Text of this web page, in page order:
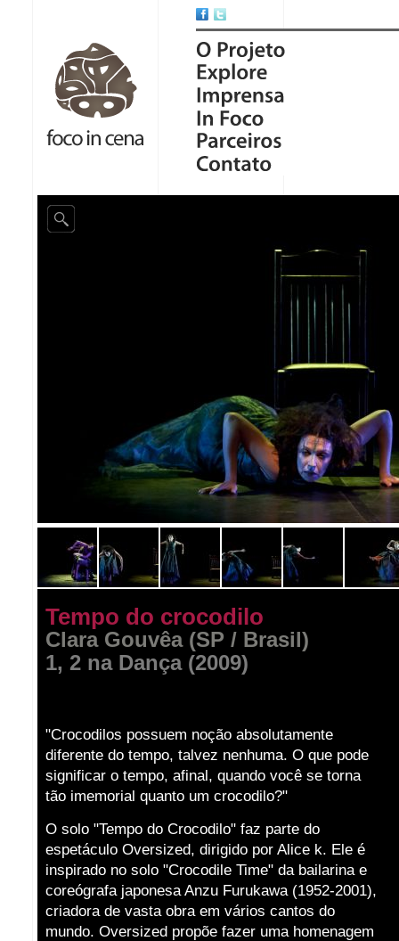
Tempo do crocodilo
Clara Gouvêa (SP / Brasil)
1, 2 na Dança (2009)
"Crocodilos possuem noção absolutamente
diferente do tempo, talvez nenhuma. O que pode
significar o tempo, afinal, quando você se torna
tão imemorial quanto um crocodilo?"
O solo "Tempo do Crocodilo" faz parte do
espetáculo Oversized, dirigido por Alice k. Ele é
inspirado no solo "Crocodile Time" da bailarina e
coreógrafa japonesa Anzu Furukawa (1952-2001),
criadora de vasta obra em vários cantos do
mundo. Oversized propõe fazer uma homenagem